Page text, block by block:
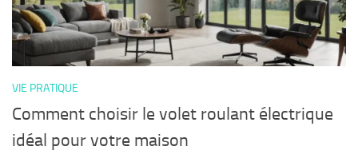
VIE PRATIQUE
Comment choisir le volet roulant électrique
idéal pour votre maison